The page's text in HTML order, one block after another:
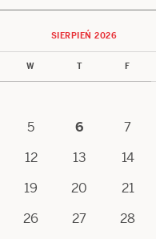
SIERPIEŃ 2026
W T F
5 6 7
12 13 14
19 20 21
26 27 28